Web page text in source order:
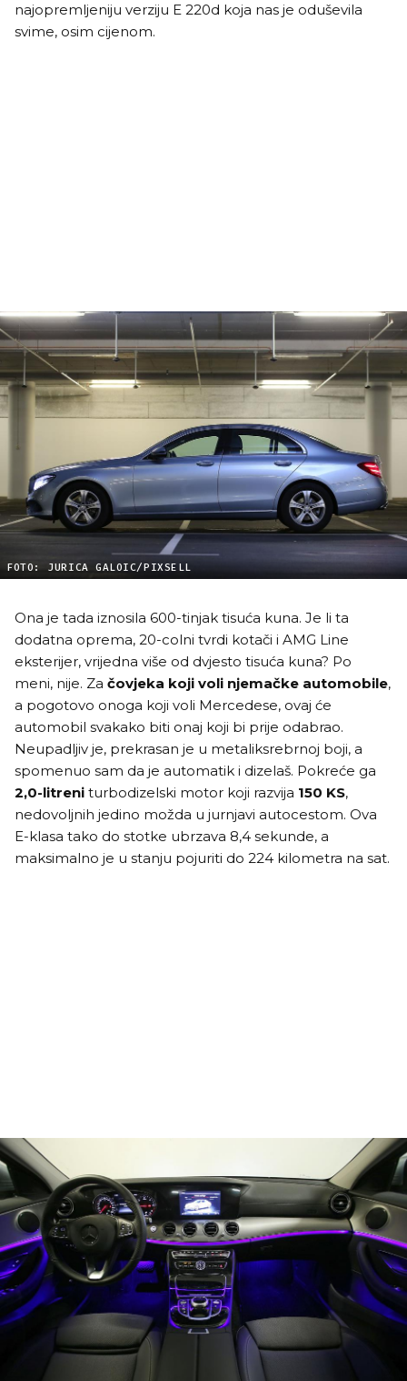
najopremljeniju verziju E 220d koja nas je oduševila
svime, osim cijenom.
FOTO: JURICA GALOIC/PIXSELL
Ona je tada iznosila 600-tinjak tisuća kuna. Je li ta
dodatna oprema, 20-colni tvrdi kotači i AMG Line
eksterijer, vrijedna više od dvjesto tisuća kuna? Po
meni, nije. Za čovjeka koji voli njemačke automobile,
a pogotovo onoga koji voli Mercedese, ovaj će
automobil svakako biti onaj koji bi prije odabrao.
Neupadljiv je, prekrasan je u metaliksrebrnoj boji, a
spomenuo sam da je automatik i dizelaš. Pokreće ga
2,0-litreni turbodizelski motor koji razvija 150 KS,
nedovoljnih jedino možda u jurnjavi autocestom. Ova
E-klasa tako do stotke ubrzava 8,4 sekunde, a
maksimalno je u stanju pojuriti do 224 kilometra na sat.